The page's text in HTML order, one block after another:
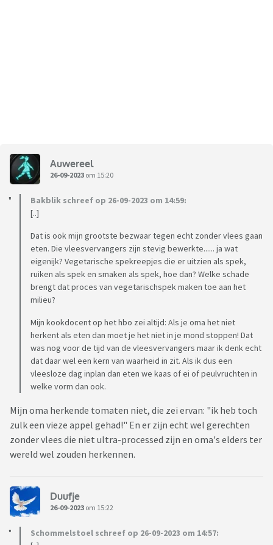
Auwereel
26-09-2023 om 15:20
Bakblik schreef op 26-09-2023 om 14:59:
[..]
Dat is ook mijn grootste bezwaar tegen echt zonder vlees gaan
eten. Die vleesvervangers zijn stevig bewerkte...... ja wat
eigenijk? Vegetarische spekreepjes die er uitzien als spek,
ruiken als spek en smaken als spek, hoe dan? Welke schade
brengt dat proces van vegetarischspek maken toe aan het
milieu?
Mijn kookdocent op het hbo zei altijd: Als je oma het niet
herkent als eten dan moet je het niet in je mond stoppen! Dat
was nog voor de tijd van de vleesvervangers maar ik denk echt
dat daar wel een kern van waarheid in zit. Als ik dus een
vleesloze dag inplan dan eten we kaas of ei of peulvruchten in
welke vorm dan ook.
Mijn oma herkende tomaten niet, die zei ervan: "ik heb toch
zulk een vieze appel gehad!" En er zijn echt wel gerechten
zonder vlees die niet ultra-processed zijn en oma's elders ter
wereld wel zouden herkennen.
Duufje
26-09-2023 om 15:22
Schommelstoel schreef op 26-09-2023 om 14:57: